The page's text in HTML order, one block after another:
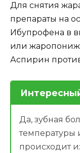
Для снятия
препараты на
Ибупрофена в
или
Аспирин
Да, зубная
температуры
происходит